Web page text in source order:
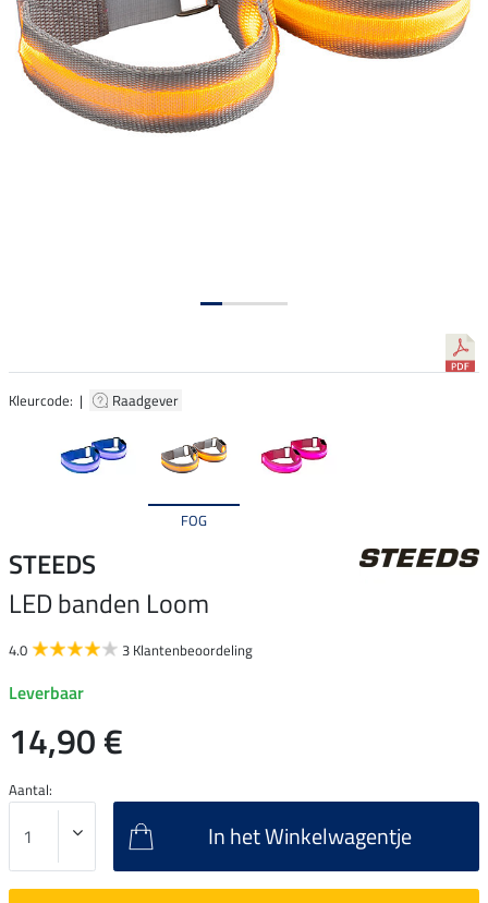
Kleurcode: | Raadgever
FOG
STEEDS
LED banden Loom
4.0 3 Klantenbeoordeling
Leverbaar
14,90 €
Aantal:
In het Winkelwagentje